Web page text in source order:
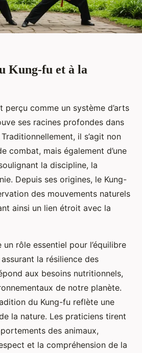
Kung-fu et à la
perçu comme un système d’arts
ses racines profondes dans
Traditionnellement, il s’agit non
combat, mais également d’une
la discipline, la
Depuis ses origines, le Kung-
des mouvements naturels
ainsi un lien étroit avec la
un rôle essentiel pour l’équilibre
la résilience des
aux besoins nutritionnels,
de notre planète.
du Kung-fu reflète une
la nature. Les praticiens tirent
des animaux,
et la compréhension de la